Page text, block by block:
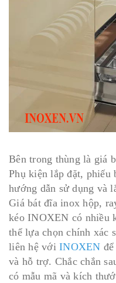
Bên trong thùng là giá
Phụ kiện lắp đặt, phiếu
hướng dẫn sử dụng và
Giá bát đĩa inox hộp,
kéo INOXEN có nhiều
thể lựa chọn chính xác
liên hệ với INOXEN
và hỗ trợ. Chắc chắn
có mẫu mã và kích